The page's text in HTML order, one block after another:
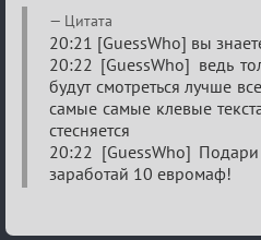
Re:
Квадрат
Любви
Цитата
20:21 [GuessWho] вы
20:22 [GuessWho] ведь
будут смотреться лучше
самые самые клевые
стесняется
20:22 [GuessWho]
заработай 10 евромаф!